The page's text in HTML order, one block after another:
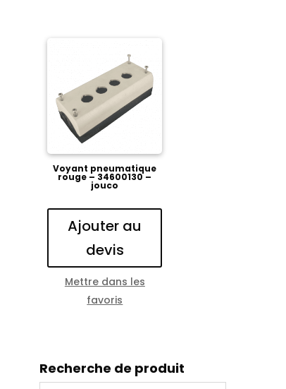
Voyant pneumatique
rouge – 34600130 –
jouco
Ajouter au
devis
Mettre dans les
favoris
Recherche de produit